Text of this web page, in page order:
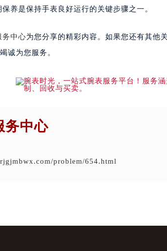
养是保持手表良好运行的关键步骤之一。
务中心为您分享的精彩内容。如果您还有其他
诚为您服务。
务中心
problem/654.html